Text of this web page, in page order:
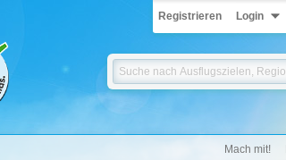
Registrieren Login
Mach mit!